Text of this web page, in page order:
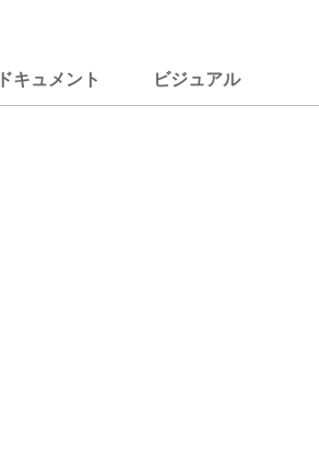
ドキュメント ビジュアル